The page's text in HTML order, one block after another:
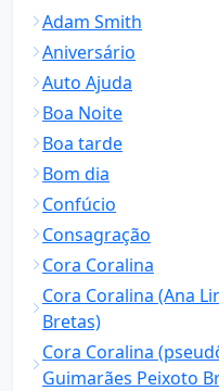
Adam Smith
Aniversário
Auto Ajuda
Boa Noite
Boa tarde
Bom dia
Confúcio
Consagração
Cora Coralina
Cora Coralina (Ana
Bretas)
Cora Coralina
Guimarães Peixoto